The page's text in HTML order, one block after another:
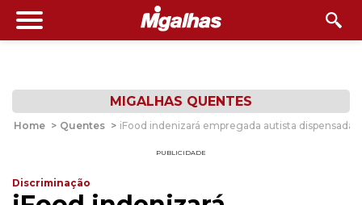
MIGALHAS QUENTES
Home > Quentes > iFood indenizará empregada autista dispensada
PUBLICIDADE
Discriminação